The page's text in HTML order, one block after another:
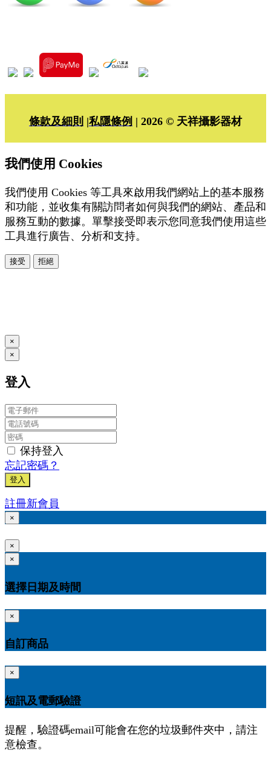
條款及細則 |私隱條例 | 2026 © 天祥攝影器材
我們使用 Cookies
我們使用 Cookies 等工具來啟用我們網站上的基本服務
和功能，並收集有關訪問者如何與我們的網站、產品和
服務互動的數據。單擊接受即表示您同意我們使用這些
工具進行廣告、分析和支持。
接受 拒絕
×
×
登入
保持登入
忘記密碼？
登入
註冊新會員
×
×
×
選擇日期及時間
×
自訂商品
×
短訊及電郵驗證
提醒，驗證碼email可能會在您的垃圾郵件夾中，請注
意檢查。